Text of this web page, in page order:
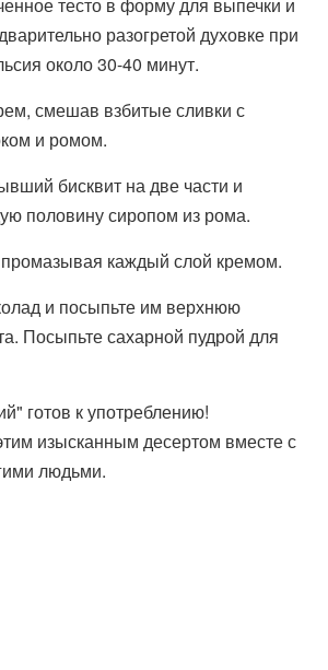
разогретой духовке при
около 30-40 минут.
смешав взбитые сливки с
и ромом.
бисквит на две части и
половину сиропом из рома.
каждый слой кремом.
и посыпьте им верхнюю
Посыпьте сахарной пудрой для
готов к употреблению!
изысканным десертом вместе с
людьми.